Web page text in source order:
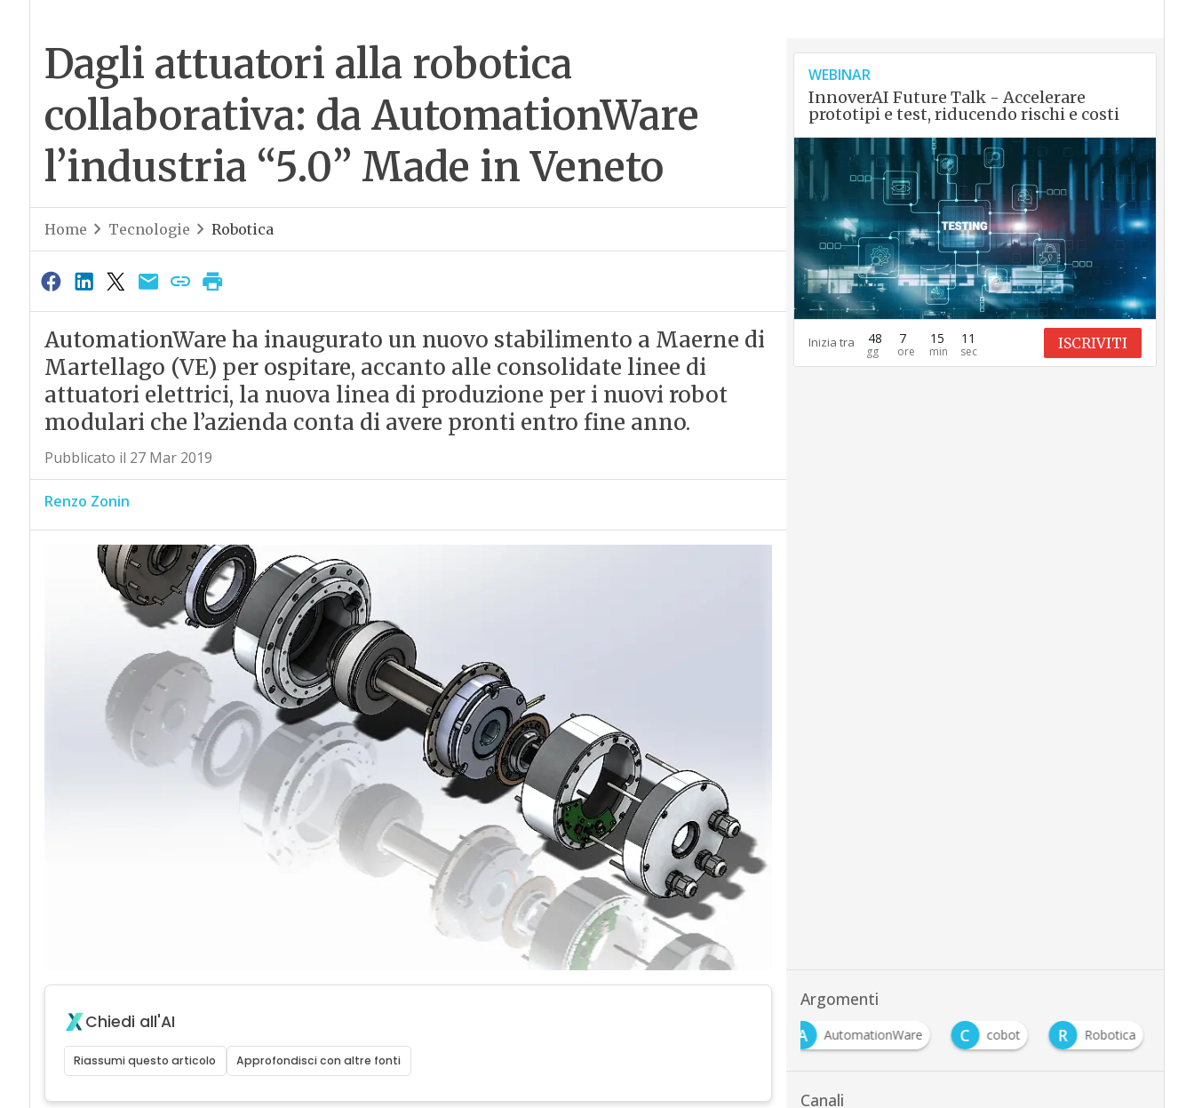
Dagli attuatori alla robotica
collaborativa: da AutomationWare
l’industria “5.0” Made in Veneto
Home Tecnologie Robotica
AutomationWare ha inaugurato un nuovo stabilimento a Maerne di
Martellago (VE) per ospitare, accanto alle consolidate linee di
attuatori elettrici, la nuova linea di produzione per i nuovi robot
modulari che l’azienda conta di avere pronti entro fine anno.
Pubblicato il 27 Mar 2019
Renzo Zonin
Chiedi all'AI
Riassumi questo articolo Approfondisci con altre fonti
WEBINAR
InnoverAI Future Talk - Accelerare
prototipi e test, riducendo rischi e costi
Inizia tra 48 7 15 10 ISCRIVITI
Argomenti
A
AutomationWare C cobot R Robotica
Canali